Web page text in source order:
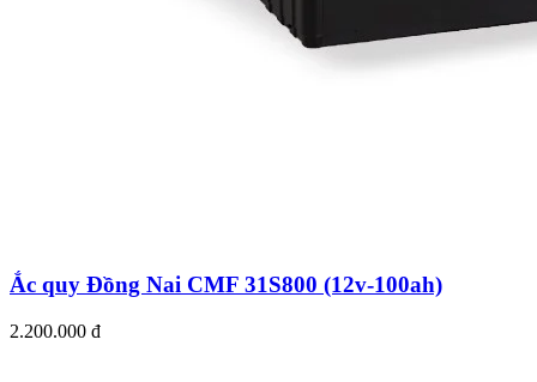
Ắc quy Đồng Nai CMF 31S800 (12v-100ah)
2.200.000 đ